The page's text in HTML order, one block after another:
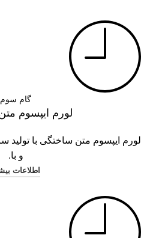
گام سوم
لورم ایپسوم
لورم ایپسوم متن ساختگی با
و با.
اطلاعات